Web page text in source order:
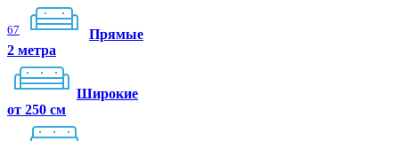
67
Прямые
2 метра
Широкие
от 250 см